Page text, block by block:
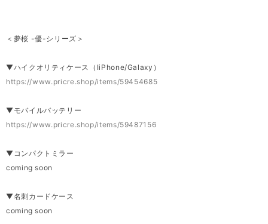
＜夢桜 -優-シリーズ＞
▼ハイクオリティケース（IiPhone/Galaxy）
https://www.pricre.shop/items/59454685
▼モバイルバッテリー
https://www.pricre.shop/items/59487156
▼コンパクトミラー
coming soon
▼名刺カードケース
coming soon